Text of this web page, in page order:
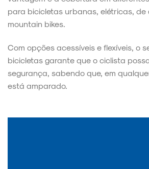
para bicicletas urbanas, elétricas, de
mountain bikes.
Com opções acessíveis e flexíveis, o
bicicletas garante que o ciclista
segurança, sabendo que, em
está amparado.